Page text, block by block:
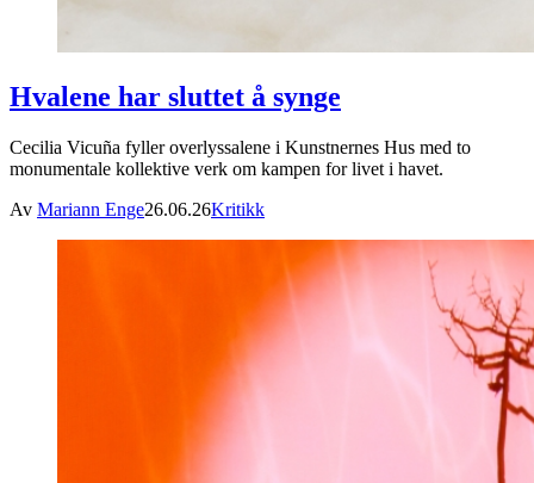
Hvalene har sluttet å synge
Cecilia Vicuña fyller overlyssalene i Kunstnernes Hus med to
monumentale kollektive verk om kampen for livet i havet.
Av Mariann Enge26.06.26Kritikk